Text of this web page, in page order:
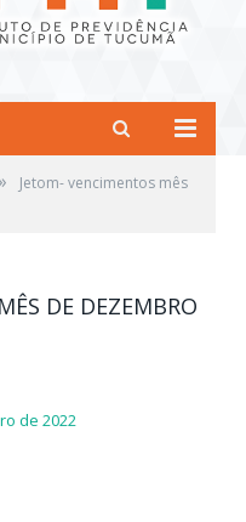
Jetom- vencimentos mês
DE DEZEMBRO
de 2022